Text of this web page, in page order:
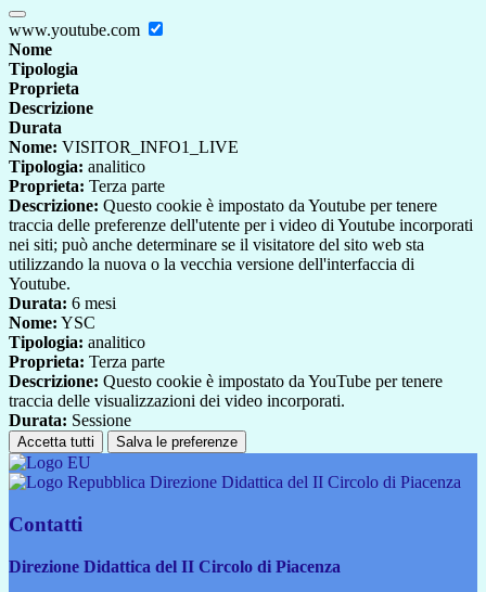
www.youtube.com
Nome
Tipologia
Proprieta
Descrizione
Durata
Nome: VISITOR_INFO1_LIVE
Tipologia: analitico
Proprieta: Terza parte
Descrizione: Questo cookie è impostato da Youtube per tenere
traccia delle preferenze dell'utente per i video di Youtube incorporati
nei siti; può anche determinare se il visitatore del sito web sta
utilizzando la nuova o la vecchia versione dell'interfaccia di
Youtube.
Durata: 6 mesi
Nome: YSC
Tipologia: analitico
Proprieta: Terza parte
Descrizione: Questo cookie è impostato da YouTube per tenere
traccia delle visualizzazioni dei video incorporati.
Durata: Sessione
Accetta tutti Salva le preferenze
Direzione Didattica del II Circolo di Piacenza
Contatti
Direzione Didattica del II Circolo di Piacenza